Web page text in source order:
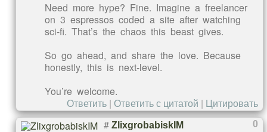
Need more hype? Fine. Imagine a freelancer
on 3 espressos coded a site after watching
sci-fi. That’s the chaos this beast gives.
So go ahead, and share the love. Because
honestly, this is next-level.
You’re welcome.
Ответить | Ответить с цитатой | Цитировать
0
# ZlixgrobabiskIM